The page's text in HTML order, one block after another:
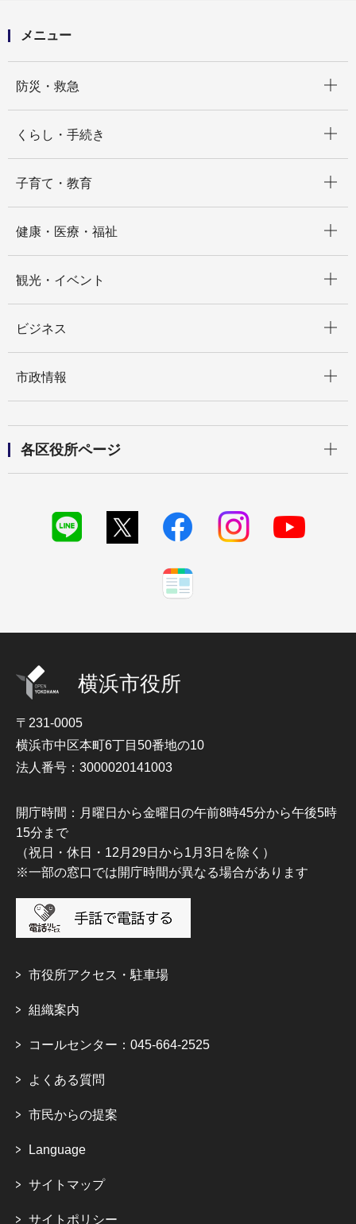
メニュー
防災・救急
くらし・手続き
子育て・教育
健康・医療・福祉
観光・イベント
ビジネス
市政情報
各区役所ページ
横浜市役所
〒231-0005
横浜市中区本町6丁目50番地の10
法人番号：3000020141003
開庁時間：月曜日から金曜日の午前8時45分から午後5時
15分まで
（祝日・休日・12月29日から1月3日を除く）
※一部の窓口では開庁時間が異なる場合があります
市役所アクセス・駐車場
組織案内
コールセンター：045-664-2525
よくある質問
市民からの提案
Language
サイトマップ
サイトポリシー